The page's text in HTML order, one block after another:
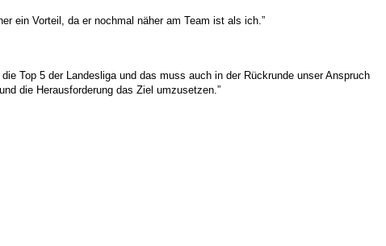
ein Vorteil, da er nochmal näher am Team ist als ich.”
Top 5 der Landesliga und das muss auch in der Rückrunde unser Anspruch
die Herausforderung das Ziel umzusetzen.”